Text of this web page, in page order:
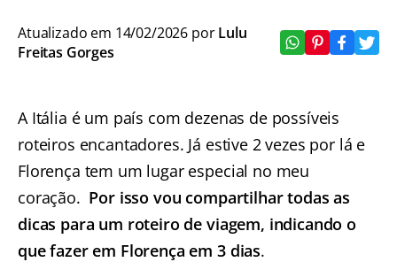
Atualizado em 14/02/2026 porLulu
Freitas Gorges
A Itália é um país com dezenas de possíveis
roteiros encantadores. Já estive 2 vezes por lá e
Florença tem um lugar especial no meu
coração. Por isso vou compartilhar todas as
dicas para um roteiro de viagem, indicando o
que fazer em Florença em 3 dias.